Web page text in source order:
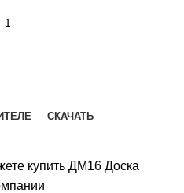
СКАЧАТЬ
купить ДМ16 Доска